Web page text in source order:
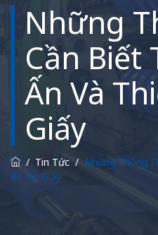
Những
Cần Biết
Ấn Và
Giấy
/ Tin Tức / Những Thông
Kế Túi Giấy